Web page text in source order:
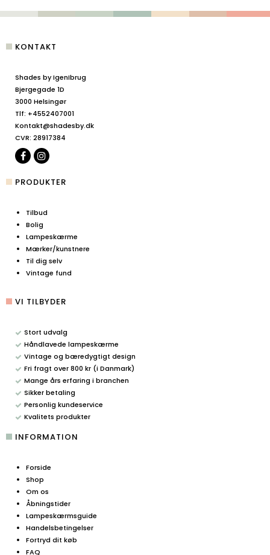
KONTAKT
Shades by IgenIbrug
Bjergegade 1D
3000 Helsingør
Tlf: +4552407001
Kontakt@shadesby.dk
CVR: 28917384
PRODUKTER
Tilbud
Bolig
Lampeskærme
Mærker/kunstnere
Til dig selv
Vintage fund
VI TILBYDER
Stort udvalg
Håndlavede lampeskærme
Vintage og bæredygtigt design
Fri fragt over 800 kr (i Danmark)
Mange års erfaring i branchen
Sikker betaling
Personlig kundeservice
Kvalitets produkter
INFORMATION
Forside
Shop
Om os
Åbningstider
Lampeskærmsguide
Handelsbetingelser
Fortryd dit køb
FAQ